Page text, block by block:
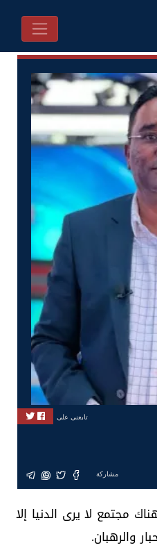
تابعنى على
مشاركة
مجتمع لا يرى الدنيا إلا
والرهبان.